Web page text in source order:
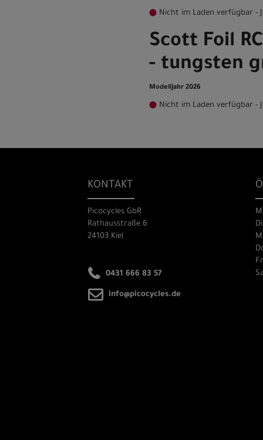
Nicht im Laden verfügbar -
Scott Foil
- tungsten
Modelljahr 2026
Nicht im Laden verfügbar -
KONTAKT
Picocycles GbR
Rathausstraße 6
24103 Kiel
0431 666 83 57
info@picocycles.de